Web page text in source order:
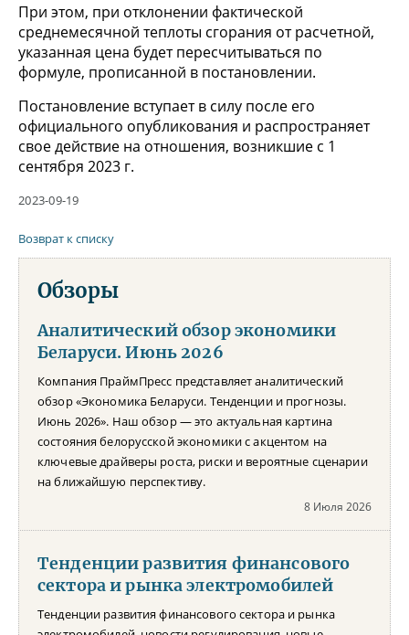
При этом, при отклонении фактической
среднемесячной теплоты сгорания от расчетной,
указанная цена будет пересчитываться по
формуле, прописанной в постановлении.
Постановление вступает в силу после его
официального опубликования и распространяет
свое действие на отношения, возникшие с 1
сентября 2023 г.
2023-09-19
Возврат к списку
Обзоры
Аналитический обзор экономики
Беларуси. Июнь 2026
Компания ПраймПресс представляет аналитический
обзор «Экономика Беларуси. Тенденции и прогнозы.
Июнь 2026». Наш обзор — это актуальная картина
состояния белорусской экономики с акцентом на
ключевые драйверы роста, риски и вероятные сценарии
на ближайшую перспективу.
8 Июля 2026
Тенденции развития финансового
сектора и рынка электромобилей
Тенденции развития финансового сектора и рынка